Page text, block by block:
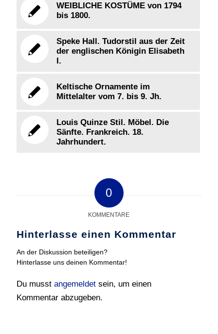
WEIBLICHE KOSTÜME von 1794
bis 1800.
Speke Hall. Tudorstil aus der Zeit
der englischen Königin Elisabeth
I.
Keltische Ornamente im
Mittelalter vom 7. bis 9. Jh.
Louis Quinze Stil. Möbel. Die
Sänfte. Frankreich. 18.
Jahrhundert.
0
KOMMENTARE
Hinterlasse einen Kommentar
An der Diskussion beteiligen?
Hinterlasse uns deinen Kommentar!
Du musst angemeldetsein, um einen
Kommentar abzugeben.